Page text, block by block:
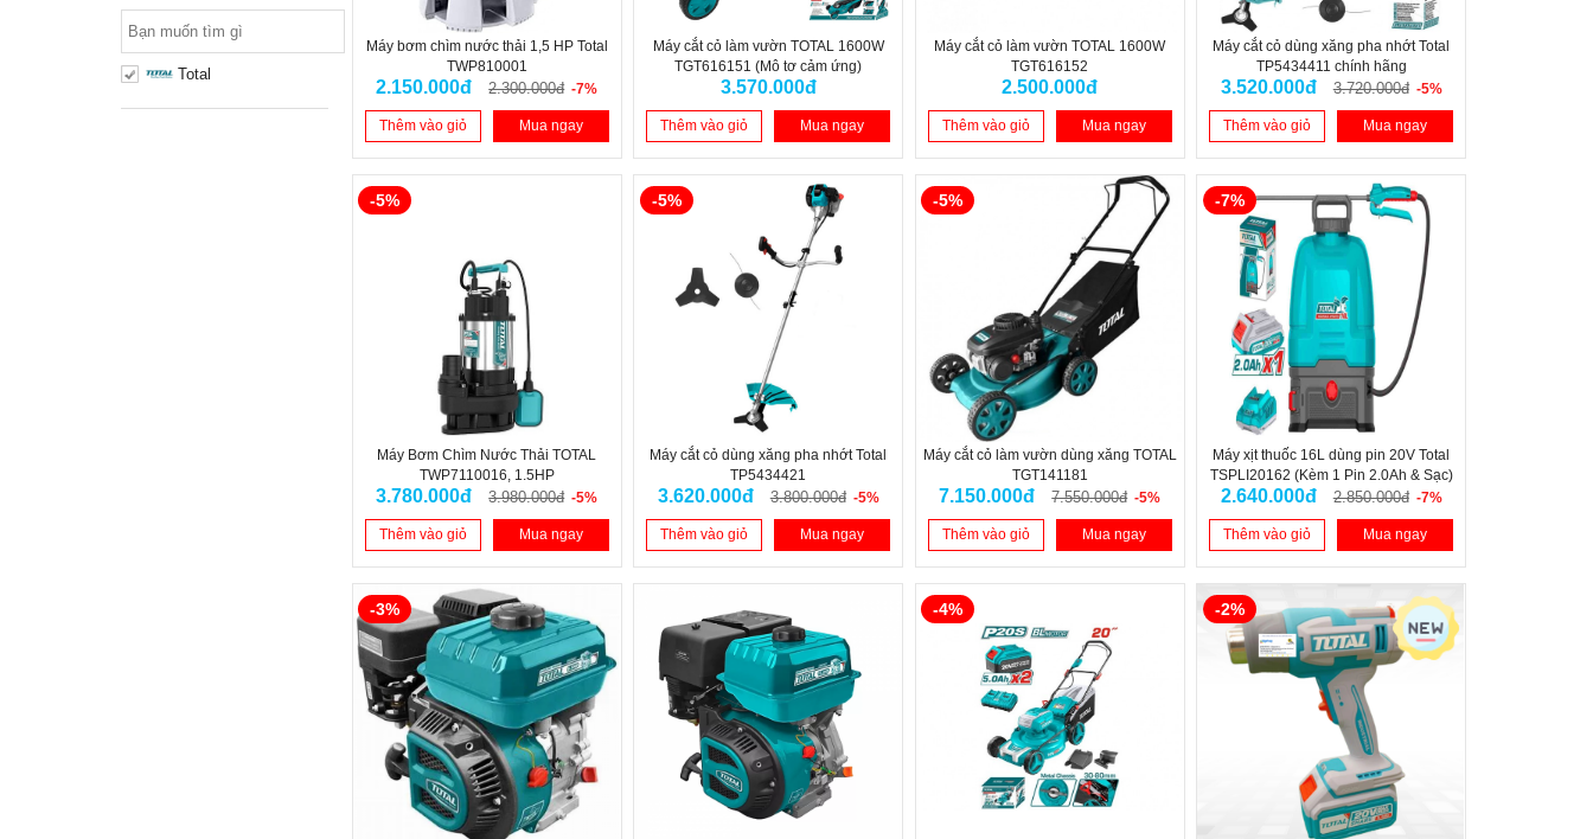
Total
Máy bơm chìm nước thải 1,5 HP Total
TWP810001
2.150.000đ 2.300.000đ -7%
Thêm vào giỏ Mua ngay
Máy cắt cỏ làm vườn TOTAL 1600W
TGT616151 (Mô tơ cảm ứng)
3.570.000đ
Thêm vào giỏ Mua ngay
Máy cắt cỏ làm vườn TOTAL 1600W
TGT616152
2.500.000đ
Thêm vào giỏ Mua ngay
Máy cắt cỏ dùng xăng pha nhớt Total
TP5434411 chính hãng
3.520.000đ 3.720.000đ -5%
Thêm vào giỏ Mua ngay
Máy Bơm Chìm Nước Thải TOTAL
TWP7110016, 1.5HP
3.780.000đ 3.980.000đ -5%
-5%
Thêm vào giỏ Mua ngay
Máy cắt cỏ dùng xăng pha nhớt Total
TP5434421
3.620.000đ 3.800.000đ -5%
-5%
Thêm vào giỏ Mua ngay
Máy cắt cỏ làm vườn dùng xăng TOTAL
TGT141181
7.150.000đ 7.550.000đ -5%
-5%
Thêm vào giỏ Mua ngay
Máy xịt thuốc 16L dùng pin 20V Total
TSPLI20162 (Kèm 1 Pin 2.0Ah & Sạc)
2.640.000đ 2.850.000đ -7%
-7%
Thêm vào giỏ Mua ngay
-3% -4% -2%